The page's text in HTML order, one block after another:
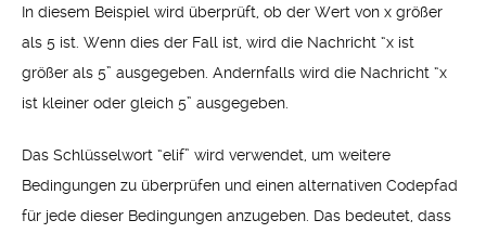
In diesem Beispiel wird überprüft, ob der Wert von x größer
als 5 ist. Wenn dies der Fall ist, wird die Nachricht “x ist
größer als 5” ausgegeben. Andernfalls wird die Nachricht “x
ist kleiner oder gleich 5” ausgegeben.
Das Schlüsselwort “elif” wird verwendet, um weitere
Bedingungen zu überprüfen und einen alternativen Codepfad
für jede dieser Bedingungen anzugeben. Das bedeutet, dass